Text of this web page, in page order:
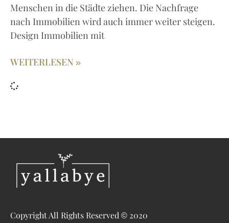
Menschen in die Städte ziehen. Die Nachfrage
nach Immobilien wird auch immer weiter steigen.
Design Immobilien mit
WEITERLESEN »
Copyright All Rights Reserved © 2020